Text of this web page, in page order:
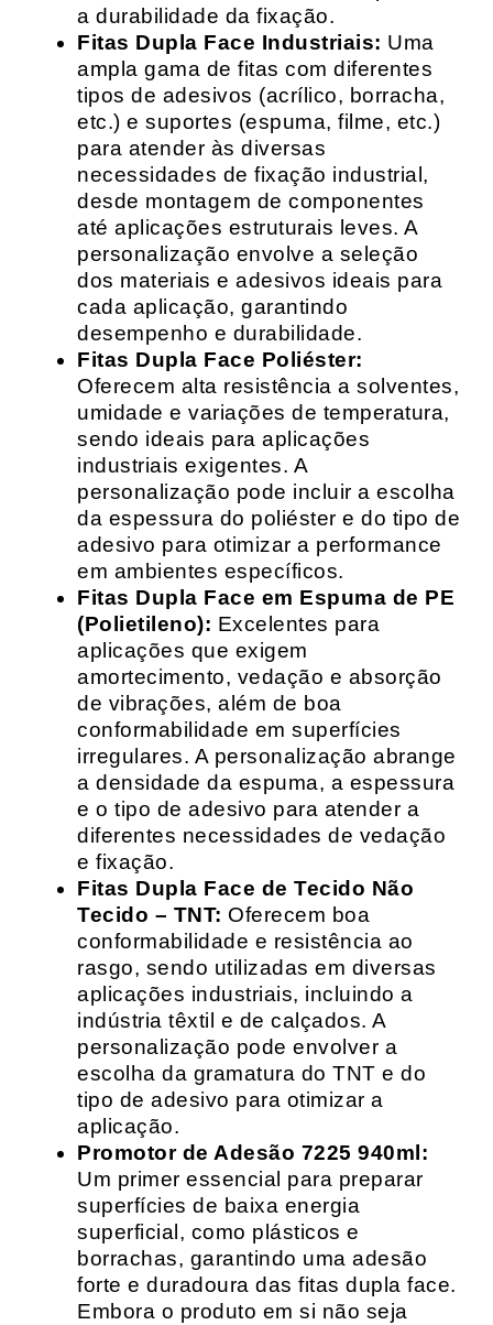
a durabilidade da fixação.
Fitas Dupla Face Industriais: Uma
ampla gama de fitas com diferentes
tipos de adesivos (acrílico, borracha,
etc.) e suportes (espuma, filme, etc.)
para atender às diversas
necessidades de fixação industrial,
desde montagem de componentes
até aplicações estruturais leves. A
personalização envolve a seleção
dos materiais e adesivos ideais para
cada aplicação, garantindo
desempenho e durabilidade.
Fitas Dupla Face Poliéster:
Oferecem alta resistência a solventes,
umidade e variações de temperatura,
sendo ideais para aplicações
industriais exigentes. A
personalização pode incluir a escolha
da espessura do poliéster e do tipo de
adesivo para otimizar a performance
em ambientes específicos.
Fitas Dupla Face em Espuma de PE
(Polietileno): Excelentes para
aplicações que exigem
amortecimento, vedação e absorção
de vibrações, além de boa
conformabilidade em superfícies
irregulares. A personalização abrange
a densidade da espuma, a espessura
e o tipo de adesivo para atender a
diferentes necessidades de vedação
e fixação.
Fitas Dupla Face de Tecido Não
Tecido – TNT: Oferecem boa
conformabilidade e resistência ao
rasgo, sendo utilizadas em diversas
aplicações industriais, incluindo a
indústria têxtil e de calçados. A
personalização pode envolver a
escolha da gramatura do TNT e do
tipo de adesivo para otimizar a
aplicação.
Promotor de Adesão 7225 940ml:
Um primer essencial para preparar
superfícies de baixa energia
superficial, como plásticos e
borrachas, garantindo uma adesão
forte e duradoura das fitas dupla face.
Embora o produto em si não seja